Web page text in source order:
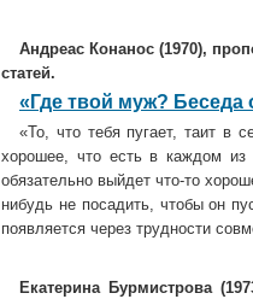
Андреас Конанос (1970),
статей.
«Где твой муж? Беседа
«То, что тебя пугает, таит в
хорошее, что есть в каждом из
обязательно выйдет что-то
нибудь не посадить, чтобы он
появляется через трудности
Екатерина Бурмистрова